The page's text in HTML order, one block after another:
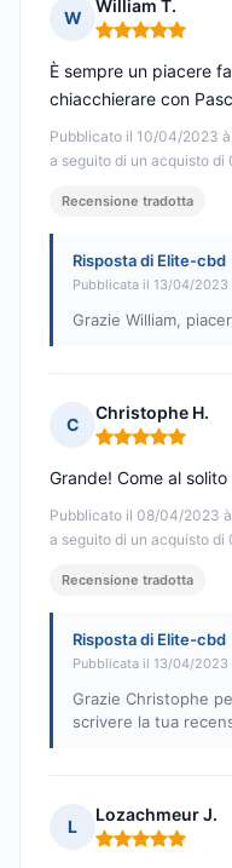
W
William T.
Nota: 5 su 5
Pubblicato il 10/04/2023 à
a seguito di un acquisto
È sempre un piacere
chiacchierare con
Recensione tradotta
Risposta di Elite-cbd
Pubblicata il 13/04/2023
Grazie William,
C
Christophe H.
Nota: 5 su 5
Pubblicato il 08/04/2023
a seguito di un acquisto
Grande! Come al solito
Recensione tradotta
Risposta di Elite-cbd
Pubblicata il 13/04/2023
Grazie Christophe
scrivere la tua
L
Lozachmeur J.
Nota: 5 su 5